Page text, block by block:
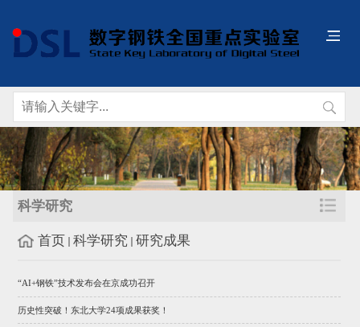
科学研究
首页 科学研究 研究成果
“AI+钢铁”技术发布会在京成功召开
历史性突破！东北大学24项成果获奖！